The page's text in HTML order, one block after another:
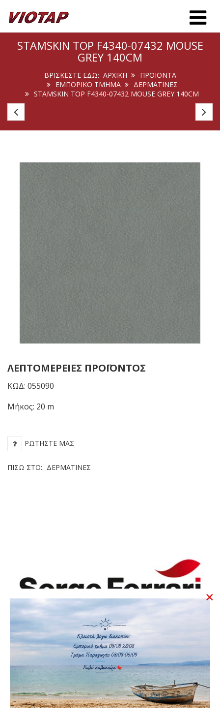
Toggle
STAMSKIN TOP F4340-07432 MOUSE
GREY 140CM
ΒΡΊΣΚΕΣΤΕ ΕΔΏ: ΑΡΧΙΚΉ
ΠΡΟΙΟΝΤΑ
ΕΜΠΟΡΙΚΟ ΤΜΗΜΑ
ΔΕΡΜΑΤΙΝΕΣ
STAMSKIN TOP F4340-07432 MOUSE GREY 140CM
Agnona
102
ΛΕΠΤΟΜΈΡΕΙΕΣ ΠΡΟΪΌΝΤΟΣ
ΚΩΔ: 055090
Μήκος: 20 m
ΡΩΤΉΣΤΕ ΜΑΣ
ΠΊΣΩ ΣΤΟ: ΔΕΡΜΑΤΊΝΕΣ
×